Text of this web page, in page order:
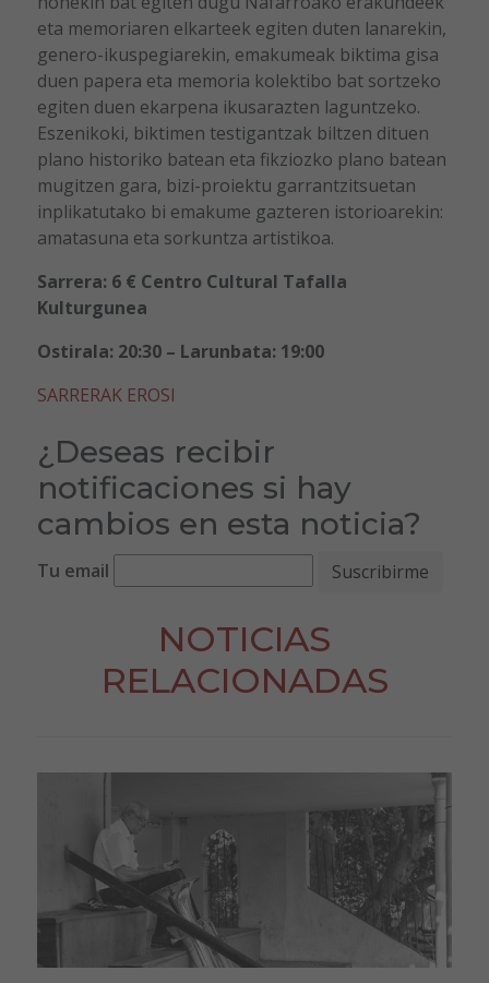
eta memoriaren elkarteek egiten duten lanarekin,
genero-ikuspegiarekin, emakumeak biktima gisa
duen papera eta memoria kolektibo bat sortzeko
egiten duen ekarpena ikusarazten laguntzeko.
Eszenikoki, biktimen testigantzak biltzen dituen
plano historiko batean eta fikziozko plano batean
mugitzen gara, bizi-proiektu garrantzitsuetan
inplikatutako bi emakume gazteren istorioarekin:
amatasuna eta sorkuntza artistikoa.
Sarrera: 6 € Centro Cultural Tafalla
Kulturgunea
Ostirala: 20:30 – Larunbata: 19:00
SARRERAK EROSI
¿Deseas recibir
notificaciones si hay
cambios en esta noticia?
Tu email
NOTICIAS
RELACIONADAS